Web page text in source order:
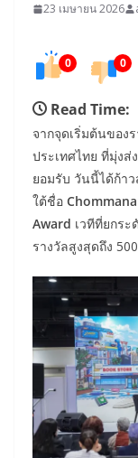
23 เมษายน 2026
0 0
Read Time:
จากจุดเริ่มต้นของ
ประเทศไทย ที่มุ่งส่
ยอมรับ วันนี้ได้ก้า
ใต้ชื่อ
Award เวทีที่ยกร
รางวัลสูงสุดถึง